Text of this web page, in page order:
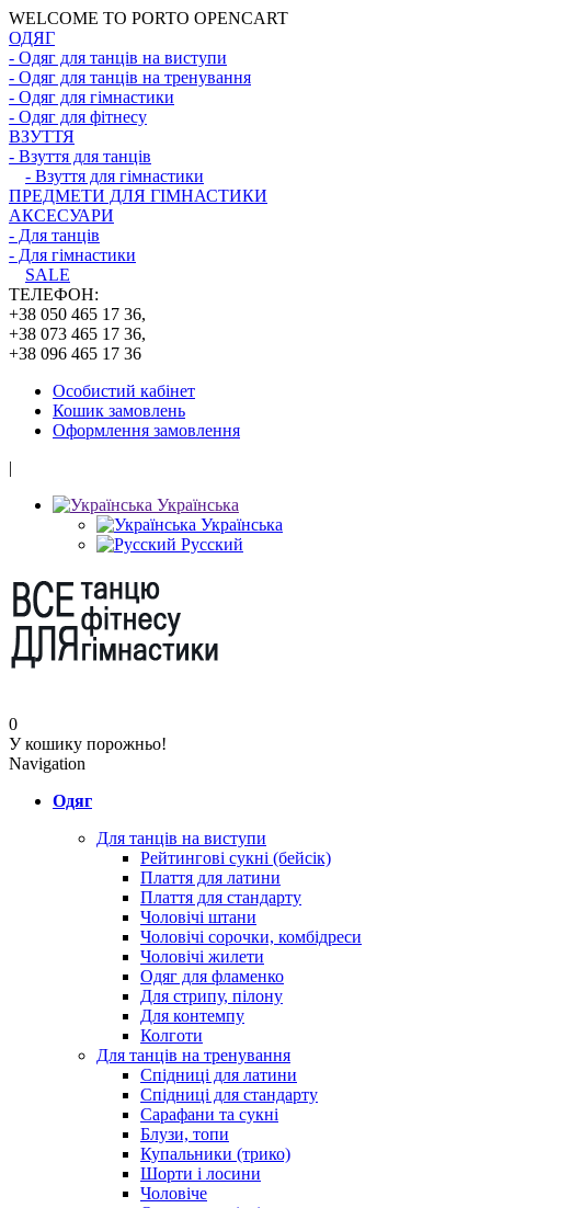
WELCOME TO PORTO OPENCART
ОДЯГ
- Одяг для танців на виступи
- Одяг для танців на тренування
- Одяг для гімнастики
- Одяг для фітнесу
ВЗУТТЯ
- Взуття для танців
- Взуття для гімнастики
ПРЕДМЕТИ ДЛЯ ГІМНАСТИКИ
АКСЕСУАРИ
- Для танців
- Для гімнастики
SALE
ТЕЛЕФОН:
+38 050 465 17 36,
+38 073 465 17 36,
+38 096 465 17 36
Особистий кабінет
Кошик замовлень
Оформлення замовлення
|
Українська
Українська
Русский
0
У кошику порожньо!
Navigation
Одяг
Для танців на виступи
Рейтингові сукні (бейсік)
Плаття для латини
Плаття для стандарту
Чоловічі штани
Чоловічі сорочки, комбідреси
Чоловічі жилети
Одяг для фламенко
Для стрипу, пілону
Для контемпу
Колготи
Для танців на тренування
Спідниці для латини
Спідниці для стандарту
Сарафани та сукні
Блузи, топи
Купальники (трико)
Шорти і лосини
Чоловіче